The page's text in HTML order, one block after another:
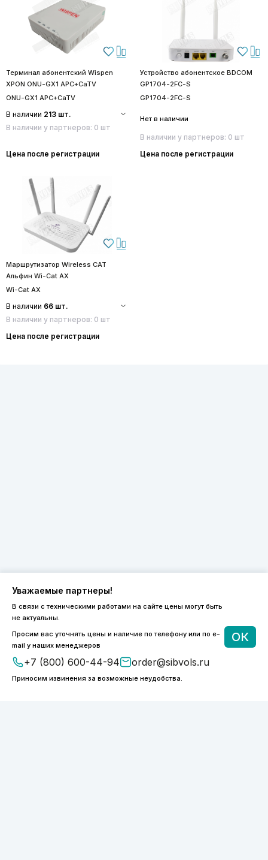
Терминал абонентский Wispen
XPON ONU-GX1 APC+CaTV
ONU-GX1 APC+CaTV
В наличии 213 шт.
В наличии у партнеров: 0 шт
Цена после регистрации
Устройство абонентское BDCOM
GP1704-2FC-S
GP1704-2FC-S
Нет в наличии
В наличии у партнеров: 0 шт
Цена после регистрации
Маршрутизатор Wireless CAT
Альфин Wi-Cat AX
Wi-Cat AX
В наличии 66 шт.
В наличии у партнеров: 0 шт
Цена после регистрации
Уважаемые партнеры!
В связи с техническими работами на сайте цены могут быть
не актуальны.
Просим вас уточнять цены и наличие по телефону или по e-
mail у наших менеджеров
+7 (800) 600-44-94 order@sibvols.ru
Приносим извинения за возможные неудобства.
ОК
8 (800) 600-44-94
ПН-ПТ 9:00 - 18:00
order@sibvols.ru